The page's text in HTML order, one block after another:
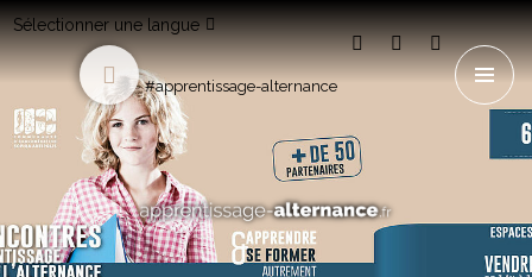
Sélectionner une langue
#apprentissage-alternance